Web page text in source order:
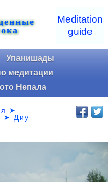
Meditation
guide
Упанишады
медитации
Непала
➤
➤ Диу